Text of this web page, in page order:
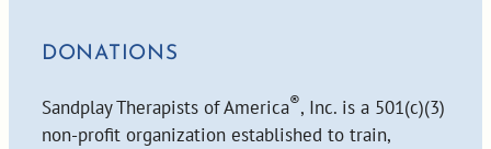
DONATIONS
Sandplay Therapists of America®, Inc. is a 501(c)(3)
non-profit organization established to train,